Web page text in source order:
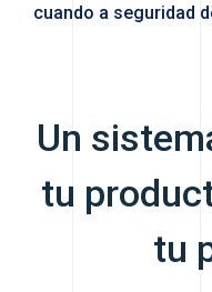
cuando a seguridad
Un
tu
tu